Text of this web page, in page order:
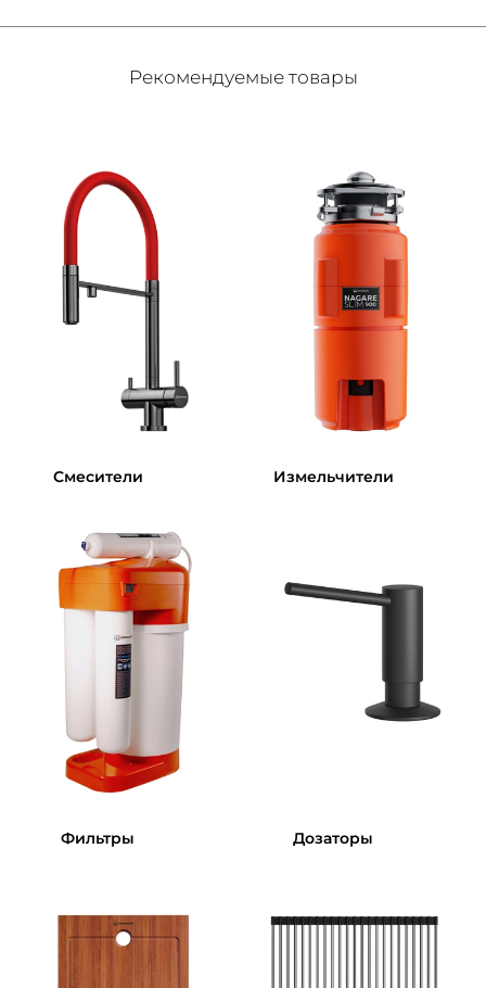
Рекомендуемые товары
Смесители Измельчители
Фильтры Дозаторы